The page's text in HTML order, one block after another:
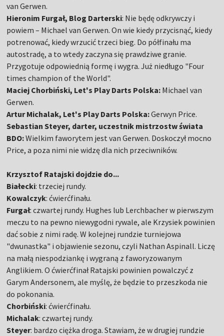
van Gerwen.
Hieronim Furgał, Blog Darterski: Nie będę odkrywczy i
powiem – Michael van Gerwen. On wie kiedy przycisnąć, kiedy
potrenować, kiedy wrzucić trzeci bieg. Do półfinału ma
autostradę, a to wtedy zaczyna się prawdziwe granie.
Przygotuje odpowiednią formę i wygra. Już niedługo "Four
times champion of the World".
Maciej Chorbiński, Let's Play Darts Polska: Michael van
Gerwen.
Artur Michalak, Let's Play Darts Polska:Gerwyn Price.
Sebastian Steyer, darter, uczestnik mistrzostw świata
BDO:Wielkim faworytem jest van Gerwen. Doskoczył mocno
Price, a poza nimi nie widzę dla nich przeciwników.
Krzysztof Ratajski dojdzie do...
Białecki: trzeciej rundy.
Kowalczyk: ćwierćfinału.
Furgał: czwartej rundy. Hughes lub Lerchbacher w pierwszym
meczu to na pewno niewygodni rywale, ale Krzysiek powinien
dać sobie z nimi radę. W kolejnej rundzie turniejowa
"dwunastka" i objawienie sezonu, czyli Nathan Aspinall. Liczę
na małą niespodziankę i wygraną z faworyzowanym
Anglikiem. O ćwierćfinał Ratajski powinien powalczyć z
Garym Andersonem, ale myślę, że będzie to przeszkoda nie
do pokonania.
Chorbiński: ćwierćfinału.
Michalak: czwartej rundy.
Steyer: bardzo ciężka droga. Stawiam, że w drugiej rundzie